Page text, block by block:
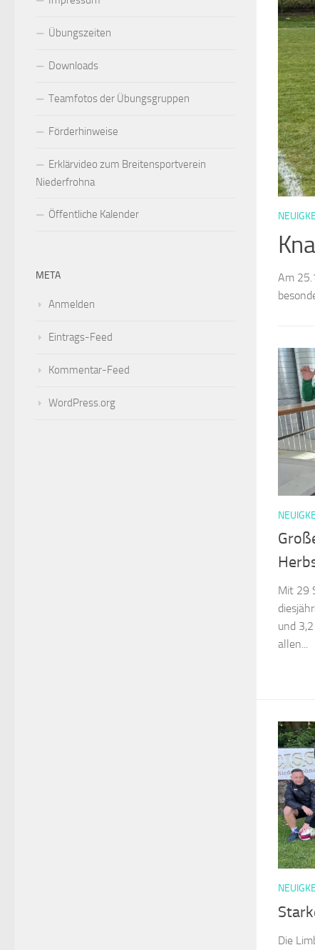
Am
Mit 29
und
allen...
Die
Übungszeiten
Downloads
Teamfotos der Übungsgruppen
Förderhinweise
Erklärvideo zum Breitensportverein
Niederfrohna
Öffentliche Kalender
META
Anmelden
Eintrags-Feed
Kommentar-Feed
WordPress.org